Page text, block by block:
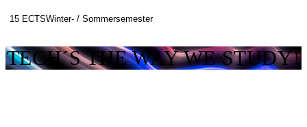
15 ECTSWinter- / Sommersemester
TECH´S THE WAY WE STUDY!